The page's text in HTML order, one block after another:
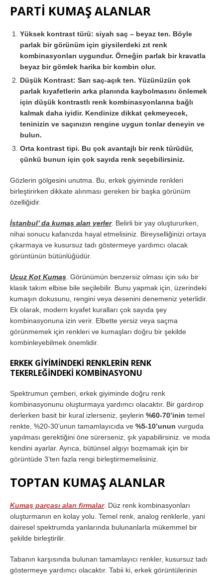
PARTİ KUMAŞ ALANLAR
Yüksek kontrast türü: siyah saç – beyaz ten. Böyle
parlak bir görünüm için giysilerdeki zıt renk
kombinasyonları uygundur. Örneğin parlak bir kravatla
beyaz bir gömlek harika bir kombin olur.
Düşük Kontrast: Sarı saç-açık ten. Yüzünüzün çok
parlak kıyafetlerin arka planında kaybolmasını önlemek
için düşük kontrastlı renk kombinasyonlarına bağlı
kalmak daha iyidir. Kendinize dikkat çekmeyecek,
teninizin ve saçınızın rengine uygun tonlar deneyin ve
bulun.
Orta kontrast tipi. Bu çok avantajlı bir renk türüdür,
çünkü bunun için çok sayıda renk seçebilirsiniz.
Gözlerin gölgesini unutma. Bu, erkek giyiminde renkleri
birleştirirken dikkate alınması gereken bir başka görünüm
özelliğidir.
İstanbul’ da kumaş alan yerler. Belirli bir yay oluştururken,
nihai sonucu kafanızda hayal etmelisiniz. Bireyselliğinizi ortaya
çıkarmaya ve kusursuz tadı göstermeye yardımcı olacak
görüntünün bütünlüğüdür.
Ucuz Kot Kumaş. Görünümün benzersiz olması için sıkı bir
klasik takım elbise bile seçilebilir. Bunu yapmak için, üzerindeki
kumaşın dokusunu, rengini veya desenini denemeniz yeterlidir.
Ek olarak, modern kıyafet kuralları çok sayıda şey
kombinasyonuna izin verir. Elbette yersiz veya saçma
görünmemek için renkleri ve kumaşları doğru bir şekilde
kombinleyebilmek önemlidir.
ERKEK GİYİMİNDEKİ RENKLERİN RENK
TEKERLEĞİNDEKİ KOMBİNASYONU
Spektrumun çemberi, erkek giyiminde doğru renk
kombinasyonunu oluşturmaya yardımcı olacaktır. Bir gardırop
derlerken basit bir kural izlerseniz, şeylerin %60-70’inin temel
renkte, %20-30’unun tamamlayıcıda ve %5-10’unun vurguda
yapılması gerektiğini öne sürerseniz, şık yapabilirsiniz. ve moda
kendini ayarlar. Ayrıca, bütünsel algıyı bozmamak için bir
görüntüde 3’ten fazla rengi birleştirmemelisiniz.
TOPTAN KUMAŞ ALANLAR
Kumaş parçası alan firmalar. Düz renk kombinasyonları
oluşturmanın en kolay yolu. Temel renk, analog renklerle, yani
dairesel spektrumda yanlarında bulunanlarla mükemmel bir
şekilde birleştirilir.
Tabanın karşısında bulunan tamamlayıcı renkler, kusursuz tadı
göstermeye yardımcı olacaktır. Tabii ki, erkek görüntülerinin